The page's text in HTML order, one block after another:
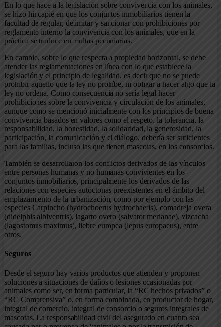
En lo que hace a la legislación sobre convivencia con los animales,
se hizo hincapié en que los conjuntos inmobiliarios tienen la
facultad de regular, delimitar y sancionar con prohibiciones por
reglamento interno la convivencia con los animales, que en la
práctica se traduce en multas pecuniarias.
En cambio, sobre lo que respecta a propiedad horizontal, se debe
atender las reglamentaciones en línea con lo que establece la
legislación y el principio de legalidad, es decir que no se puede
prohibir aquello que la ley no prohíbe, ni obligar a hacer algo que la
ley no ordena. Como consecuencia no sería legal hacer
prohibiciones sobre la convivencia y circulación de los animales,
aunque como se mencionó inicialmente con los principios de buena
convivencia basados en valores como el respeto, la tolerancia, la
responsabilidad, la honestidad, la solidaridad, la generosidad, la
participación, la comunicación y el diálogo, debería ser suficientes
para las familias, incluso las que tienen mascotas, en los consorcios.
También se desarrollaron los conflictos derivados de las vínculos
entre personas humanas y no humanas convivientes en los
conjuntos inmobiliarios, principalmente los derivados de las
relaciones con especies autóctonas preexistentes en el ámbito del
emplazamiento de la urbanización, como por ejemplo con las
especies Carpincho (hydrochoerus hydrochaeris), comadreja overa
(didelphis albiventris), lagarto overo (salvator merianae), vizcacha
(lagostomus maximus), liebre europea (lepus europaeus), entre
otros.
Seguros
Desde el seguro hay varios productos que atienden y proponen
soluciones a situaciones de daños o lesiones ocasionadas por
animales como ser, en forma particular, la “RC hechos privados” o
“RC Comprensiva” o, en forma combinada, en productor de hogar,
integral de comercio, integral de consorcio o seguros integrales de
mascotas. La responsabilidad civil del asegurado en cuanto sea